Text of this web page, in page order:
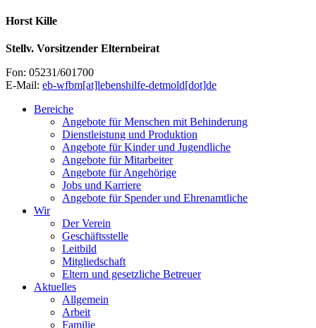
Horst Kille
Stellv. Vorsitzender Elternbeirat
Fon: 05231/601700
E-Mail: eb-wfbm[at]lebenshilfe-detmold[dot]de
Bereiche
Angebote für Menschen mit Behinderung
Dienstleistung und Produktion
Angebote für Kinder und Jugendliche
Angebote für Mitarbeiter
Angebote für Angehörige
Jobs und Karriere
Angebote für Spender und Ehrenamtliche
Wir
Der Verein
Geschäftsstelle
Leitbild
Mitgliedschaft
Eltern und gesetzliche Betreuer
Aktuelles
Allgemein
Arbeit
Familie